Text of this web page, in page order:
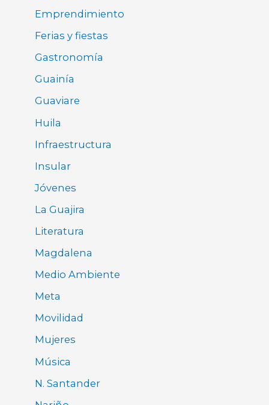
Emprendimiento
Ferias y fiestas
Gastronomía
Guainía
Guaviare
Huila
Infraestructura
Insular
Jóvenes
La Guajira
Literatura
Magdalena
Medio Ambiente
Meta
Movilidad
Mujeres
Música
N. Santander